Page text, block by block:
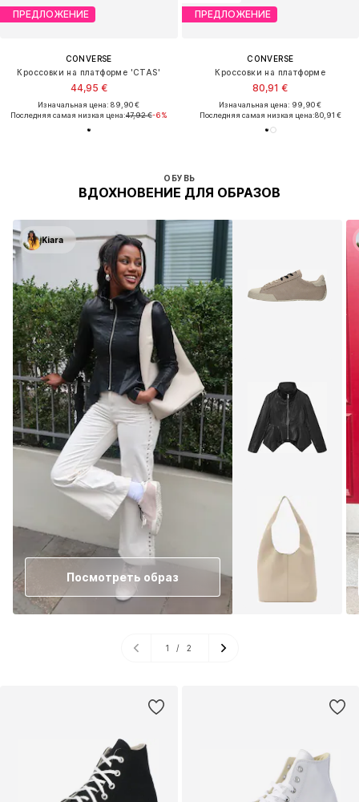
ПРЕДЛОЖЕНИЕ
CONVERSE
Кроссовки на платформе 'CTAS'
44,95 €
Изначальная цена: 89,90 €
Последняя самая низкая цена:47,92 €-6%
ПРЕДЛОЖЕНИЕ
CONVERSE
Кроссовки на платформе
80,91 €
Изначальная цена: 99,90 €
Последняя самая низкая цена:80,91 €
ОБУВЬ
ВДОХНОВЕНИЕ ДЛЯ ОБРАЗОВ
Kiara
Посмотреть образ
1 / 2